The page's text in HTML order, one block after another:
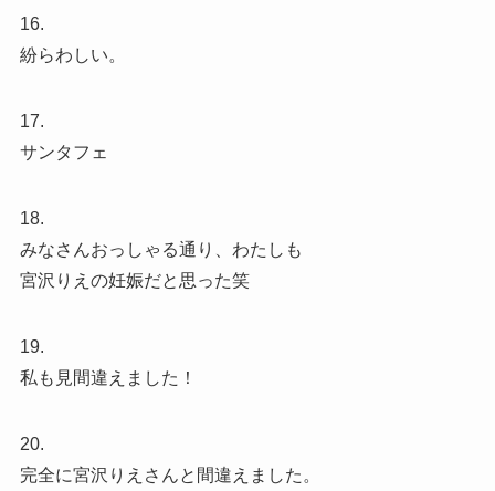
16.
紛らわしい。
17.
サンタフェ
18.
みなさんおっしゃる通り、わたしも
宮沢りえの妊娠だと思った笑
19.
私も見間違えました！
20.
完全に宮沢りえさんと間違えました。